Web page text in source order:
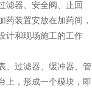
滤器、安全阀、止回
装置安放在加药间，
计和现场施工的工作
、过滤器、缓冲器、管
上，形成一个模块，即